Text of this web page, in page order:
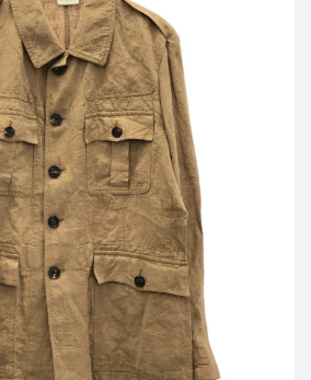
リネンサファリジャケット 1157-343-0363
詳しく見る